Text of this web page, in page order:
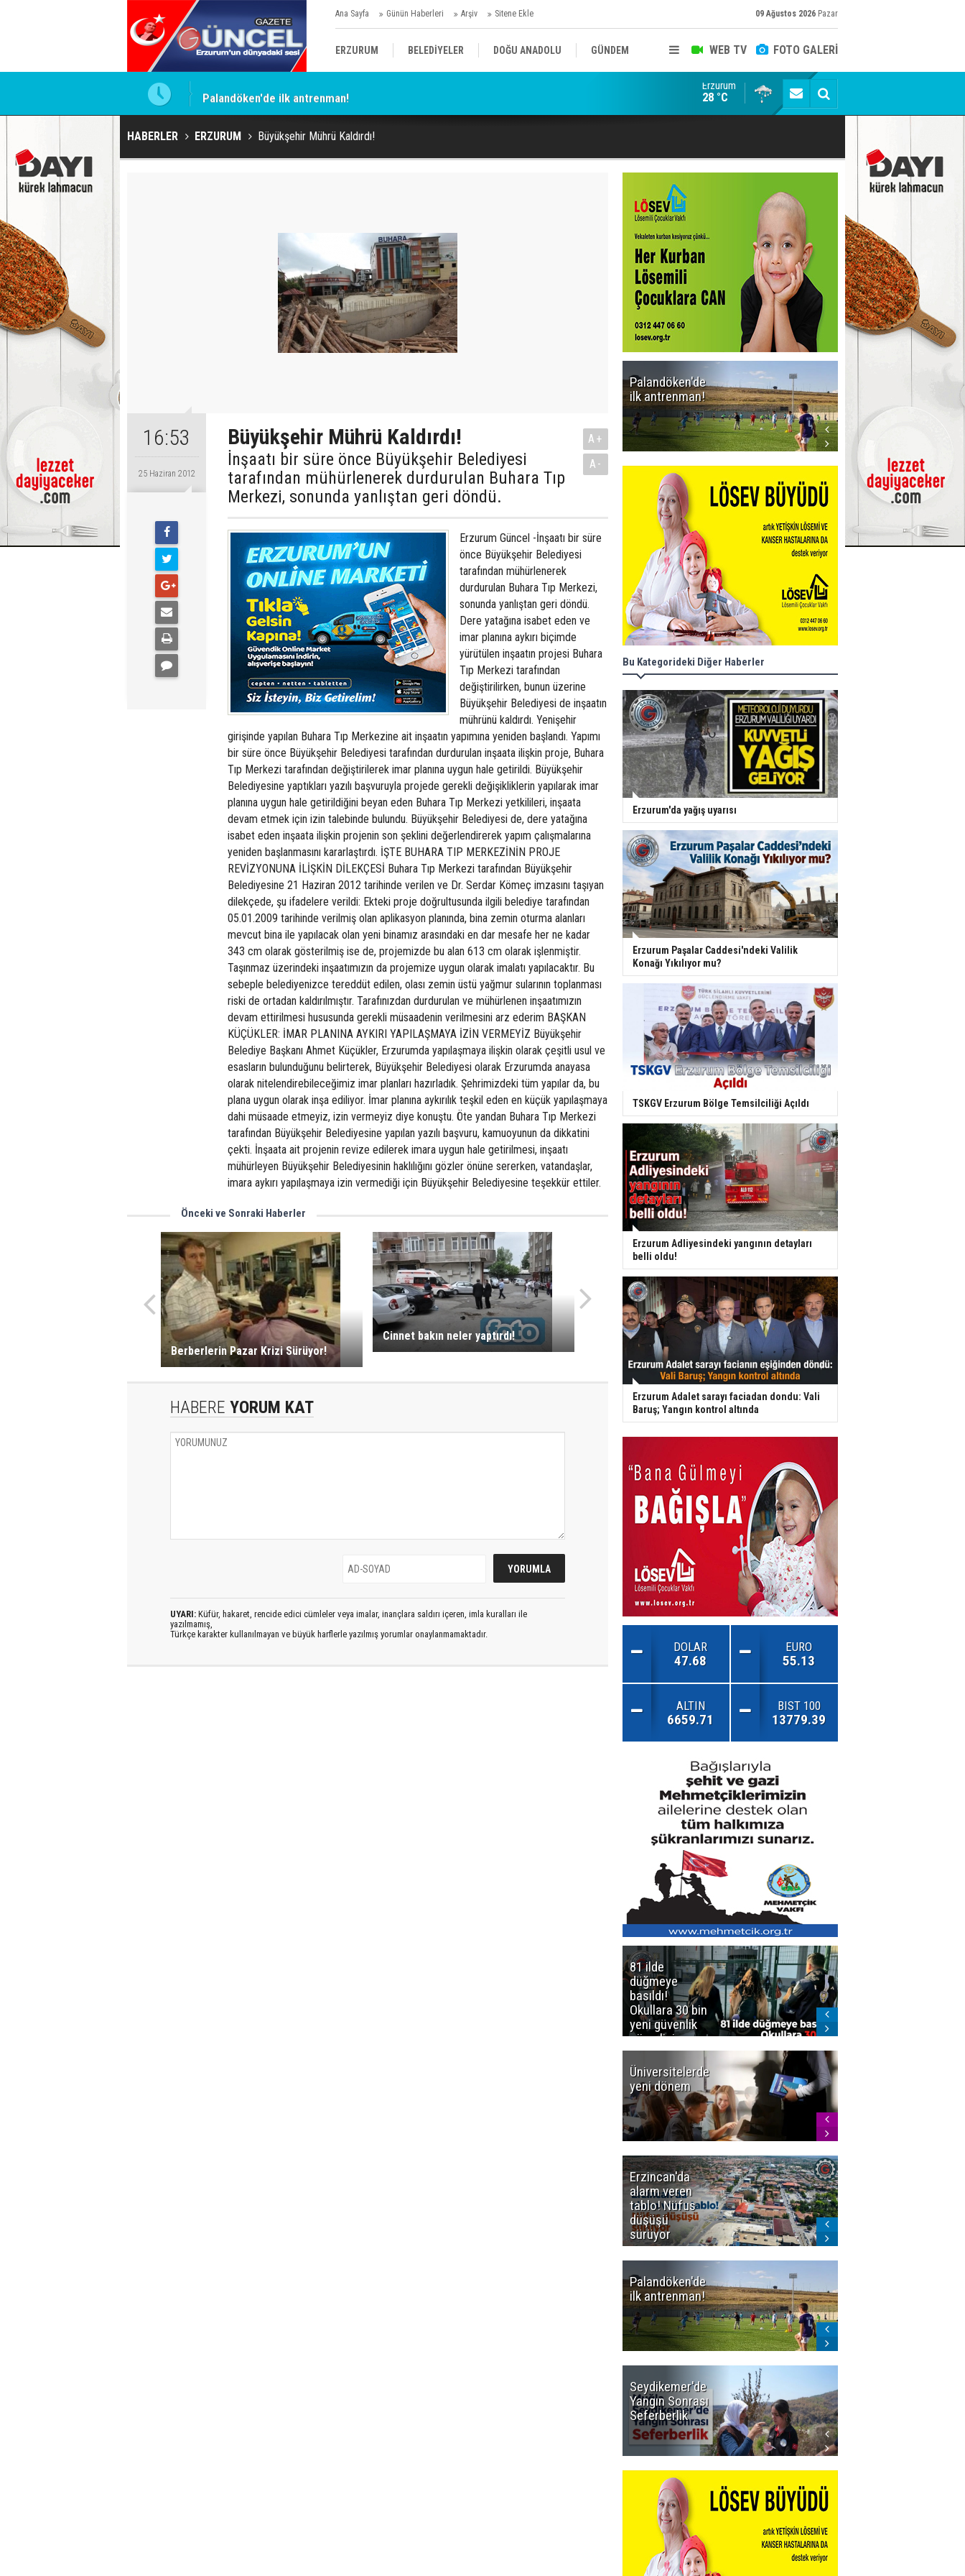
Ana Sayfa Günün Haberleri Arşiv Sitene Ekle 09 Ağustos 2026 Pazar
WEB TV FOTO GALERİ
ERZURUM BELEDİYELER DOĞU ANADOLU GÜNDEM
KÜLTÜR/SANAT//MAĞAZİN
Palandöken'de ilk antrenman! Kaptan Yumlu piknikte!
Erzurum
28 °C
HABERLER ERZURUM Büyükşehir Mührü Kaldırdı!
16:53
25 Haziran 2012
Büyükşehir Mührü Kaldırdı!
İnşaatı bir süre önce Büyükşehir Belediyesi
tarafından mühürlenerek durdurulan Buhara Tıp
Merkezi, sonunda yanlıştan geri döndü.
A+
A-
Erzurum Güncel -İnşaatı bir süre
önce Büyükşehir Belediyesi
tarafından mühürlenerek
durdurulan Buhara Tıp Merkezi,
sonunda yanlıştan geri döndü.
Dere yatağına isabet eden ve
imar planına aykırı biçimde
yürütülen inşaatın projesi Buhara
Tıp Merkezi tarafından
değiştirilirken, bunun üzerine
Büyükşehir Belediyesi de inşaatın
mührünü kaldırdı. Yenişehir
girişinde yapılan Buhara Tıp Merkezine ait inşaatın yapımına yeniden başlandı. Yapımı
bir süre önce Büyükşehir Belediyesi tarafından durdurulan inşaata ilişkin proje, Buhara
Tıp Merkezi tarafından değiştirilerek imar planına uygun hale getirildi. Büyükşehir
Belediyesine yaptıkları yazılı başvuruyla projede gerekli değişikliklerin yapılarak imar
planına uygun hale getirildiğini beyan eden Buhara Tıp Merkezi yetkilileri, inşaata
devam etmek için izin talebinde bulundu. Büyükşehir Belediyesi de, dere yatağına
isabet eden inşaata ilişkin projenin son şeklini değerlendirerek yapım çalışmalarına
yeniden başlanmasını kararlaştırdı. İŞTE BUHARA TIP MERKEZİNİN PROJE
REVİZYONUNA İLİŞKİN DİLEKÇESİ Buhara Tıp Merkezi tarafından Büyükşehir
Belediyesine 21 Haziran 2012 tarihinde verilen ve Dr. Serdar Kömeç imzasını taşıyan
dilekçede, şu ifadelere verildi: Ekteki proje doğrultusunda ilgili belediye tarafından
05.01.2009 tarihinde verilmiş olan aplikasyon planında, bina zemin oturma alanları
mevcut bina ile yapılacak olan yeni binamız arasındaki en dar mesafe her ne kadar
343 cm olarak gösterilmiş ise de, projemizde bu alan 613 cm olarak işlenmiştir.
Taşınmaz üzerindeki inşaatımızın da projemize uygun olarak imalatı yapılacaktır. Bu
sebeple belediyenizce tereddüt edilen, olası zemin üstü yağmur sularının toplanması
riski de ortadan kaldırılmıştır. Tarafınızdan durdurulan ve mühürlenen inşaatımızın
devam ettirilmesi hususunda gerekli müsaadenin verilmesini arz ederim BAŞKAN
KÜÇÜKLER: İMAR PLANINA AYKIRI YAPILAŞMAYA İZİN VERMEYİZ Büyükşehir
Belediye Başkanı Ahmet Küçükler, Erzurumda yapılaşmaya ilişkin olarak çeşitli usul ve
esasların bulunduğunu belirterek, Büyükşehir Belediyesi olarak Erzurumda anayasa
olarak nitelendirebileceğimiz imar planları hazırladık. Şehrimizdeki tüm yapılar da, bu
plana uygun olarak inşa ediliyor. İmar planına aykırılık teşkil eden en küçük yapılaşmaya
dahi müsaade etmeyiz, izin vermeyiz diye konuştu. Öte yandan Buhara Tıp Merkezi
tarafından Büyükşehir Belediyesine yapılan yazılı başvuru, kamuoyunun da dikkatini
çekti. İnşaata ait projenin revize edilerek imara uygun hale getirilmesi, inşaatı
mühürleyen Büyükşehir Belediyesinin haklılığını gözler önüne sererken, vatandaşlar,
imara aykırı yapılaşmaya izin vermediği için Büyükşehir Belediyesine teşekkür ettiler.
Önceki ve Sonraki Haberler
Berberlerin Pazar Krizi Sürüyor!
Cinnet bakın neler yaptırdı!
HABERE YORUM KAT
UYARI: Küfür, hakaret, rencide edici cümleler veya imalar, inançlara saldırı içeren, imla kuralları ile
yazılmamış,
Türkçe karakter kullanılmayan ve büyük harflerle yazılmış yorumlar onaylanmamaktadır.
Palandöken'de
ilk antrenman!
Bu Kategorideki Diğer Haberler
Erzurum'da yağış uyarısı
Erzurum Paşalar Caddesi'ndeki Valilik
Konağı Yıkılıyor mu?
TSKGV Erzurum Bölge Temsilciliği Açıldı
Erzurum Adliyesindeki yangının detayları
belli oldu!
Erzurum Adalet sarayı faciadan dondu: Vali
Baruş; Yangın kontrol altında
DOLAR
47.68
EURO
55.13
ALTIN
6659.71
BIST 100
13779.39
81 ilde
düğmeye
basıldı!
Okullara 30 bin
yeni güvenlik
görevlisi
Üniversitelerde
yeni dönem
Erzincan'da
alarm veren
tablo! Nüfus
düşüşü
sürüyor
Palandöken'de
ilk antrenman!
Seydikemer'de
Yangın Sonrası
Seferberlik